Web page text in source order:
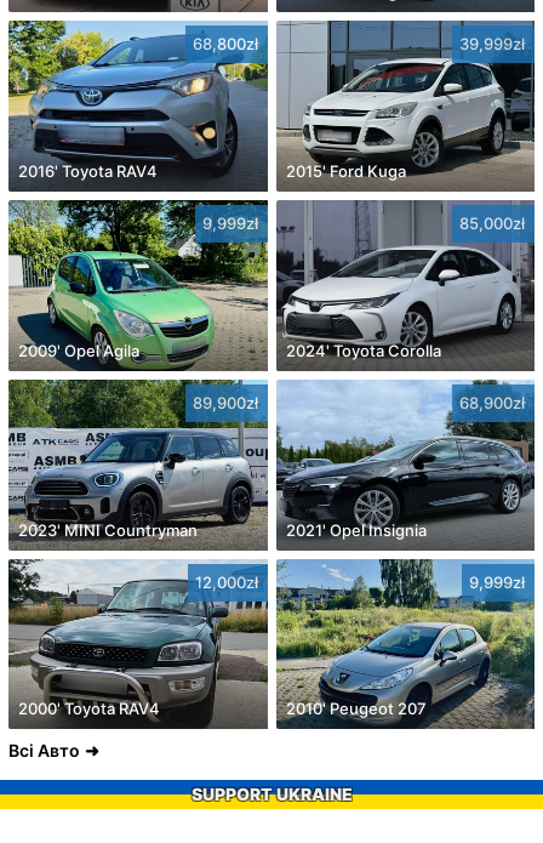
68,800zł
2016' Toyota RAV4
39,999zł
2015' Ford Kuga
9,999zł
2009' Opel Agila
85,000zł
2024' Toyota Corolla
89,900zł
2023' MINI Countryman
68,900zł
2021' Opel Insignia
12,000zł
2000' Toyota RAV4
9,999zł
2010' Peugeot 207
Всі Авто
SUPPORT UKRAINE